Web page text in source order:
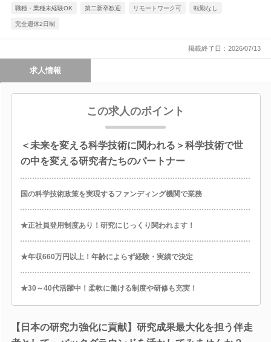
職種・業種未経験OK 第二新卒歓迎 リモートワーク可 転勤なし
完全週休2日制
掲載終了日：2026/07/13
求人情報
この求人のポイント
＜未来を変える科学技術に関われる＞科学技術で世
の中を変える研究者たちのパートナー
国の科学技術政策を実現するファンディング機関で業務
★正社員登用制度あり！研究にじっくり関われます！
★年収660万円以上！年齢によらず経験・実績で決定
★30～40代活躍中！柔軟に働ける制度や研修も充実！
【日本の研究力強化に貢献】研究成果最大化を担う伴走